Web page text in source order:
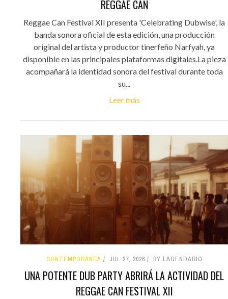
REGGAE CAN
Reggae Can Festival XII presenta 'Celebrating Dubwise', la
banda sonora oficial de esta edición, una producción
original del artista y productor tinerfeño Narfyah, ya
disponible en las principales plataformas digitales.La pieza
acompañará la identidad sonora del festival durante toda
su...
Leer más
CONTEMPORÁNEA JUL 27, 2026 BY LAGENDARIO
UNA POTENTE DUB PARTY ABRIRÁ LA ACTIVIDAD DEL
REGGAE CAN FESTIVAL XII